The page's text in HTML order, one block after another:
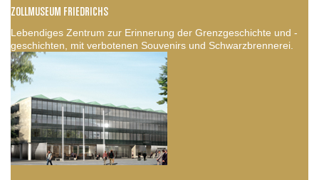
ZOLLMUSEUM FRIEDRICHS
Lebendiges Zentrum zur Erinnerung der Grenzgeschichte und -
geschichten, mit verbotenen Souvenirs und Schwarzbrennerei.